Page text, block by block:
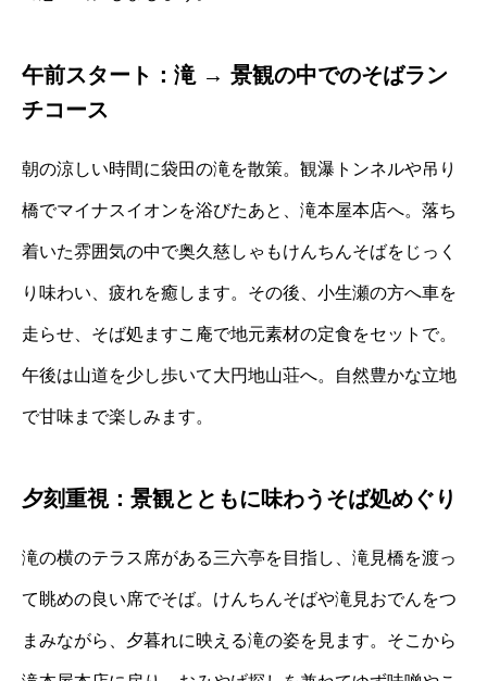
午前スタート：滝 → 景観の中でのそばラン
チコース
朝の涼しい時間に袋田の滝を散策。観瀑トンネルや吊り
橋でマイナスイオンを浴びたあと、滝本屋本店へ。落ち
着いた雰囲気の中で奥久慈しゃもけんちんそばをじっく
り味わい、疲れを癒します。その後、小生瀬の方へ車を
走らせ、そば処ますこ庵で地元素材の定食をセットで。
午後は山道を少し歩いて大円地山荘へ。自然豊かな立地
で甘味まで楽しみます。
夕刻重視：景観とともに味わうそば処めぐり
滝の横のテラス席がある三六亭を目指し、滝見橋を渡っ
て眺めの良い席でそば。けんちんそばや滝見おでんをつ
まみながら、夕暮れに映える滝の姿を見ます。そこから